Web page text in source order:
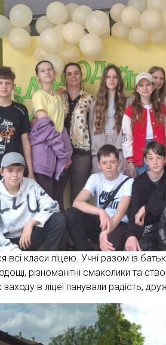
класи ліцею. Учні разом із
різноманітні смаколики та
в ліцеї панували радість,